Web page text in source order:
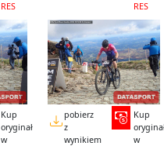
RES
RES
Kup
oryginał
w
pobierz
z
wynikiem
Kup
w